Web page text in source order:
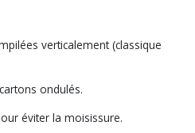
verticalement (classique
ondulés.
éviter la moisissure.